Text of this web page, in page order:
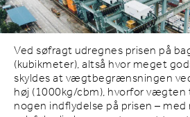
Ved søfragt udregnes prisen på
(kubikmeter), altså hvor meget
skyldes at vægtbegrænsningen
høj (1000kg/cbm), hvorfor vægten
nogen indflydelse på prisen –